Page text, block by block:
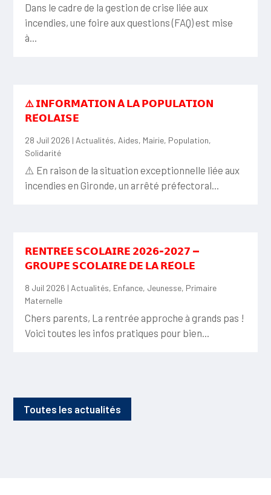
Dans le cadre de la gestion de crise liée aux
incendies, une foire aux questions (FAQ) est mise
à...
⚠️ 𝗜𝗡𝗙𝗢𝗥𝗠𝗔𝗧𝗜𝗢𝗡 𝗔̀ 𝗟𝗔 𝗣𝗢𝗣𝗨𝗟𝗔𝗧𝗜𝗢𝗡
𝗥𝗘́𝗢𝗟𝗔𝗜𝗦𝗘
28 Juil 2026 | Actualités, Aides, Mairie, Population,
Solidarité
⚠️ En raison de la situation exceptionnelle liée aux
incendies en Gironde, un arrêté préfectoral...
𝗥𝗘𝗡𝗧𝗥𝗘́𝗘 𝗦𝗖𝗢𝗟𝗔𝗜𝗥𝗘 𝟮𝟬𝟮𝟲-𝟮𝟬𝟮𝟳 —
𝗚𝗥𝗢𝗨𝗣𝗘 𝗦𝗖𝗢𝗟𝗔𝗜𝗥𝗘 𝗗𝗘 𝗟𝗔 𝗥𝗘́𝗢𝗟𝗘
8 Juil 2026 | Actualités, Enfance, Jeunesse, Primaire
Maternelle
Chers parents, La rentrée approche à grands pas !
Voici toutes les infos pratiques pour bien...
Toutes les actualités